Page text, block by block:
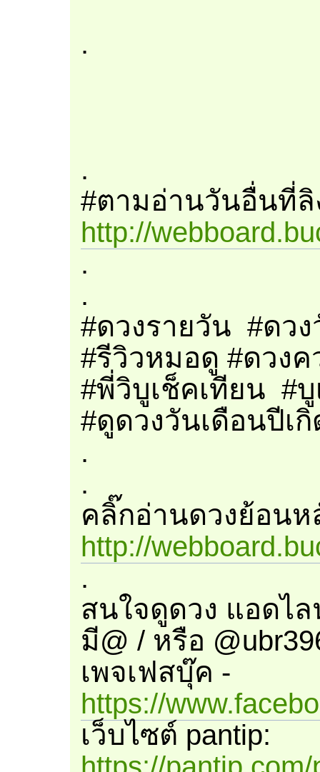
.
.
#ตามอ่านวันอื่นที่ลิ
http://
.
.
#ดวงรายวัน​ #ดว
#รีวิวหมอดู #ดวง
#พี่วิบูเช็คเทียน #
#ดูดวงวันเดือนปีเ
.
.
คลิ๊กอ่านดวงย้อนห
http://
.
สนใจดูดวง แอดไ
มี@ / หรือ
เพจเฟสบุ๊ค -
https://
เว็บไซต์ pantip: